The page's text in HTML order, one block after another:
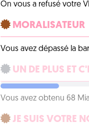
On vous a refusé votre
MORALISATEUR
Vous avez dépassé la
UN DE PLUS ET
Vous avez obtenu 68
JE SUIS VOTRE